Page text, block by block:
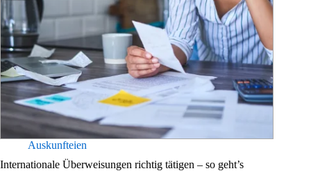
Auskunfteien
Internationale Überweisungen richtig tätigen – so geht’s